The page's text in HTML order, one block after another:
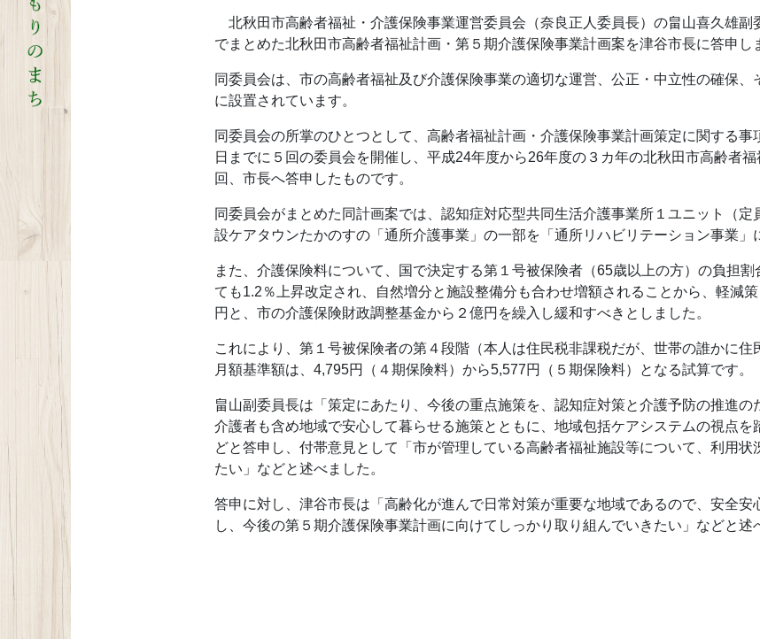
北秋田市高齢者福祉・介護保険事業運営委員会（奈良正人委員長）の畠山喜久雄
でまとめた北秋田市高齢者福祉計画・第５期介護保険事業計画案を津谷市長に答申し
同委員会は、市の高齢者福祉及び介護保険事業の適切な運営、公正・中立性の確保
に設置されています。
同委員会の所掌のひとつとして、高齢者福祉計画・介護保険事業計画策定に関する
日までに５回の委員会を開催し、平成24年度から26年度の３カ年の北秋田市高齢者
回、市長へ答申したものです。
同委員会がまとめた同計画案では、認知症対応型共同生活介護事業所１ユニット（
設ケアタウンたかのすの「通所介護事業」の一部を「通所リハビリテーション事業」
また、介護保険料について、国で決定する第１号被保険者（65歳以上の方）の負担
ても1.2％上昇改定され、自然増分と施設整備分も合わせ増額されることから、軽減
円と、市の介護保険財政調整基金から２億円を繰入し緩和すべきとしました。
これにより、第１号被保険者の第４段階（本人は住民税非課税だが、世帯の誰かに
月額基準額は、4,795円（４期保険料）から5,577円（５期保険料）となる試算です。
畠山副委員長は「策定にあたり、今後の重点施策を、認知症対策と介護予防の推進の
介護者も含め地域で安心して暮らせる施策とともに、地域包括ケアシステムの視点
どと答申し、付帯意見として「市が管理している高齢者福祉施設等について、利用
たい」などと述べました。
答申に対し、津谷市長は「高齢化が進んで日常対策が重要な地域であるので、安全
し、今後の第５期介護保険事業計画に向けてしっかり取り組んでいきたい」などと述